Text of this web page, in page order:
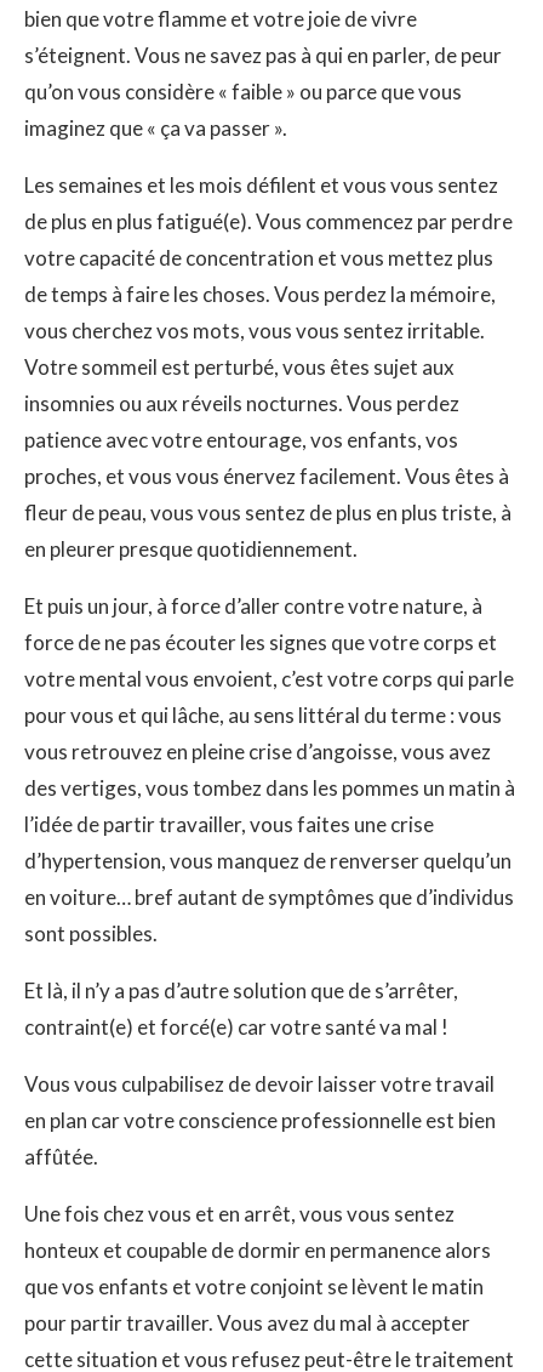
bien que votre flamme et votre joie de vivre
s’éteignent. Vous ne savez pas à qui en parler, de peur
qu’on vous considère « faible » ou parce que vous
imaginez que « ça va passer ».
Les semaines et les mois défilent et vous vous sentez
de plus en plus fatigué(e). Vous commencez par perdre
votre capacité de concentration et vous mettez plus
de temps à faire les choses. Vous perdez la mémoire,
vous cherchez vos mots, vous vous sentez irritable.
Votre sommeil est perturbé, vous êtes sujet aux
insomnies ou aux réveils nocturnes. Vous perdez
patience avec votre entourage, vos enfants, vos
proches, et vous vous énervez facilement. Vous êtes à
fleur de peau, vous vous sentez de plus en plus triste, à
en pleurer presque quotidiennement.
Et puis un jour, à force d’aller contre votre nature, à
force de ne pas écouter les signes que votre corps et
votre mental vous envoient, c’est votre corps qui parle
pour vous et qui lâche, au sens littéral du terme : vous
vous retrouvez en pleine crise d’angoisse, vous avez
des vertiges, vous tombez dans les pommes un matin à
l’idée de partir travailler, vous faites une crise
d’hypertension, vous manquez de renverser quelqu’un
en voiture… bref autant de symptômes que d’individus
sont possibles.
Et là, il n’y a pas d’autre solution que de s’arrêter,
contraint(e) et forcé(e) car votre santé va mal !
Vous vous culpabilisez de devoir laisser votre travail
en plan car votre conscience professionnelle est bien
affûtée.
Une fois chez vous et en arrêt, vous vous sentez
honteux et coupable de dormir en permanence alors
que vos enfants et votre conjoint se lèvent le matin
pour partir travailler. Vous avez du mal à accepter
cette situation et vous refusez peut-être le traitement